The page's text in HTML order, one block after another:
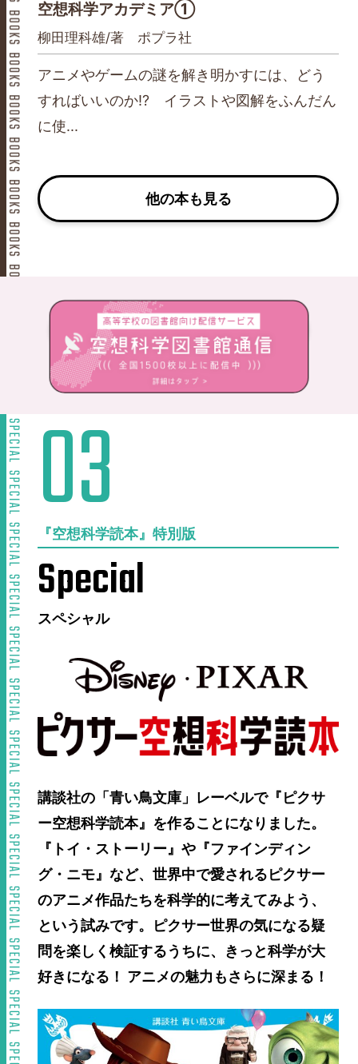
空想科学アカデミア①
柳田理科雄/著 ポプラ社
アニメやゲームの謎を解き明かすには、どう
すればいいのか⁉ イラストや図解をふんだん
に使...
他の本も見る
『空想科学読本』特別版
Special
スペシャル
講談社の「青い鳥文庫」レーベルで『ピクサ
ー空想科学読本』を作ることになりました。
『トイ・ストーリー』や『ファインディン
グ・ニモ』など、世界中で愛されるピクサー
のアニメ作品たちを科学的に考えてみよう、
という試みです。ピクサー世界の気になる疑
問を楽しく検証するうちに、きっと科学が大
好きになる！ アニメの魅力もさらに深まる！